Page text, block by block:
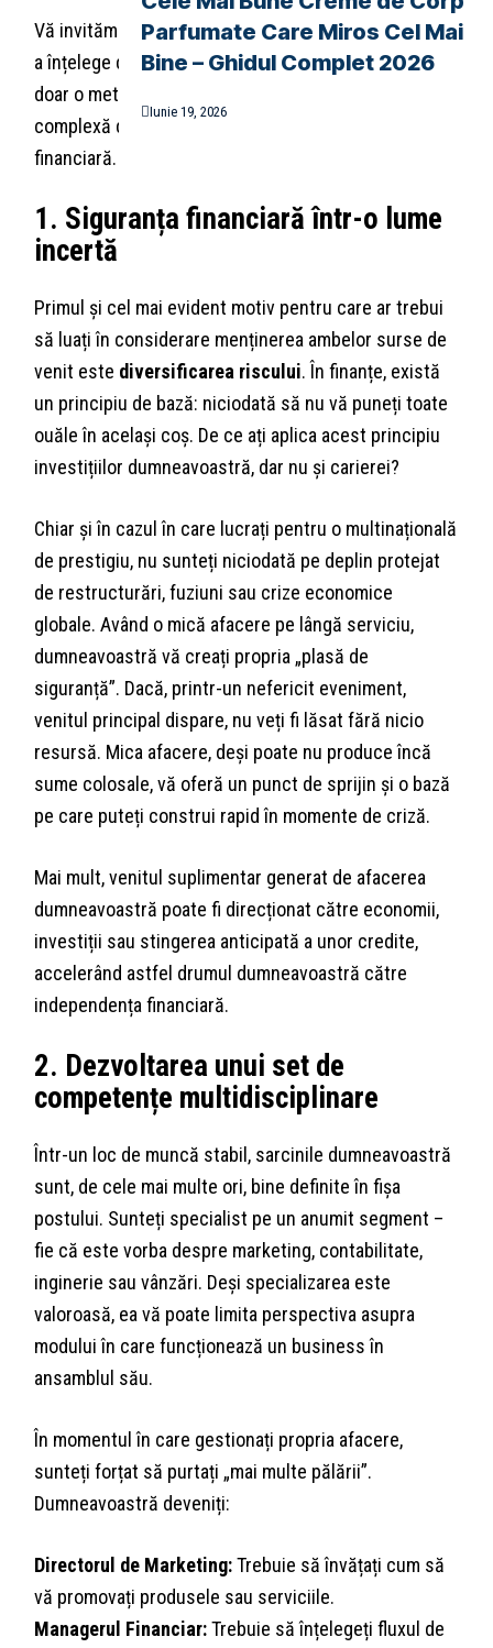
Parfumate Care Miros Cel Mai
Bine – Ghidul Complet 2026
Iunie 19, 2026
Vă invităm să parcurgeți acest articol detaliat pentru
a înțelege de ce această abordare hibridă nu este
doar o metodă de a câștiga bani în plus, ci o strategie
complexă de dezvoltare personală, profesională și
financiară.
1. Siguranța financiară într-o lume
incertă
Primul și cel mai evident motiv pentru care ar trebui
să luați în considerare menținerea ambelor surse de
venit este diversificarea riscului. În finanțe, există
un principiu de bază: niciodată să nu vă puneți toate
ouăle în același coș. De ce ați aplica acest principiu
investițiilor dumneavoastră, dar nu și carierei?
Chiar și în cazul în care lucrați pentru o multinațională
de prestigiu, nu sunteți niciodată pe deplin protejat
de restructurări, fuziuni sau crize economice
globale. Având o mică afacere pe lângă serviciu,
dumneavoastră vă creați propria „plasă de
siguranță”. Dacă, printr-un nefericit eveniment,
venitul principal dispare, nu veți fi lăsat fără nicio
resursă. Mica afacere, deși poate nu produce încă
sume colosale, vă oferă un punct de sprijin și o bază
pe care puteți construi rapid în momente de criză.
Mai mult, venitul suplimentar generat de afacerea
dumneavoastră poate fi direcționat către economii,
investiții sau stingerea anticipată a unor credite,
accelerând astfel drumul dumneavoastră către
independența financiară.
2. Dezvoltarea unui set de
competențe multidisciplinare
Într-un loc de muncă stabil, sarcinile dumneavoastră
sunt, de cele mai multe ori, bine definite în fișa
postului. Sunteți specialist pe un anumit segment –
fie că este vorba despre marketing, contabilitate,
inginerie sau vânzări. Deși specializarea este
valoroasă, ea vă poate limita perspectiva asupra
modului în care funcționează un business în
ansamblul său.
În momentul în care gestionați propria afacere,
sunteți forțat să purtați „mai multe pălării”.
Dumneavoastră deveniți:
Directorul de Marketing:Trebuie să învățați cum să
vă promovați produsele sau serviciile.
Managerul Financiar:Trebuie să înțelegeți fluxul de